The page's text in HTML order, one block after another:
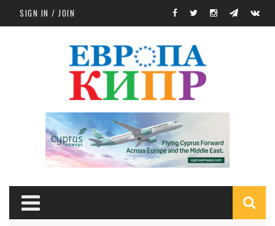
Skip to main content
SIGN IN / JOIN